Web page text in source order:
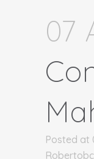
07
Posted at